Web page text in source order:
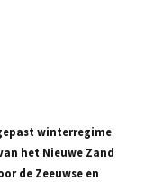
winterregime
het Nieuwe Zand
de Zeeuwse en